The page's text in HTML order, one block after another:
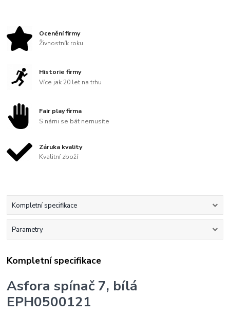
Ocenění firmy
Živnostník roku
Historie firmy
Více jak 20 let na trhu
Fair play firma
S námi se bát nemusíte
Záruka kvality
Kvalitní zboží
Kompletní specifikace
Parametry
Kompletní specifikace
Asfora spínač 7, bílá
EPH0500121